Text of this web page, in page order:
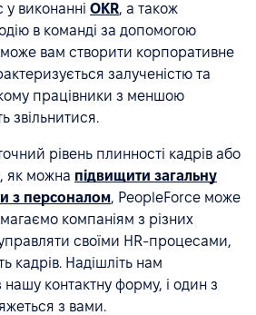
виконанні ОКR, а також
в команді за допомогою
вам створити корпоративне
залученістю та
працівники з меншою
звільнитися.
рівень плинності кадрів або
як можна підвищити загальну
з персоналом, PeopleForce може
компаніям з різних
своїми HR-процесами,
кадрів. Надішліть нам
контактну форму, і один з
з вами.